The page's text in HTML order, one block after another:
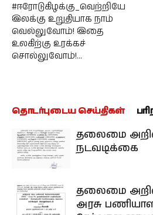
#ஈரோடுகிழக்கு_வெற்றியே
இலக்கு உறுதியாக நாம்
வெல்லுவோம்! இதை
உலகிற்கு உரக்கச்
சொல்லுவோம்!…
தொடர்புடைய செய்திகள்
தலைமை
நடவடிக்கை
தலைமை
அரசு